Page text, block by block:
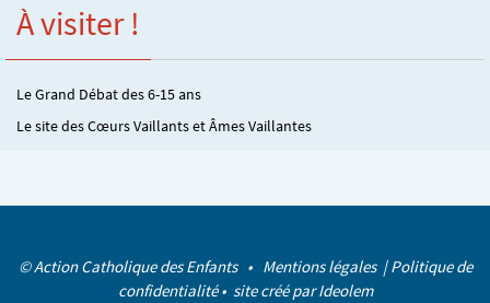
À visiter !
Le Grand Débat des 6-15 ans
Le site des Cœurs Vaillants et Âmes Vaillantes
© Action Catholique des Enfants • Mentions légales |Politique de
confidentialité• site créé parIdeolem